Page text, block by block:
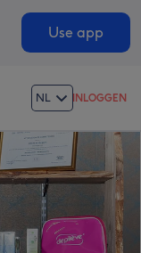
Use app
NL INLOGGEN